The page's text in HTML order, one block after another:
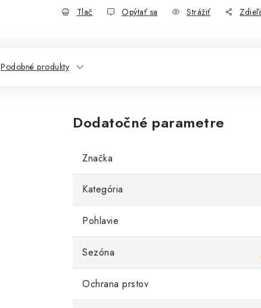
Tlač Opýtať sa Strážiť
Podobné produkty
Dodatočné parametre
Značka
Kategória
Pohlavie
Sezóna
Ochrana prstov